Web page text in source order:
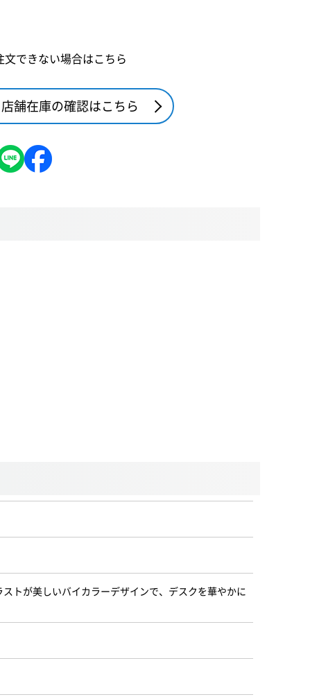
できない場合はこちら
店舗在庫の確認はこちら
トが美しいバイカラーデザインで、デスクを華やかに